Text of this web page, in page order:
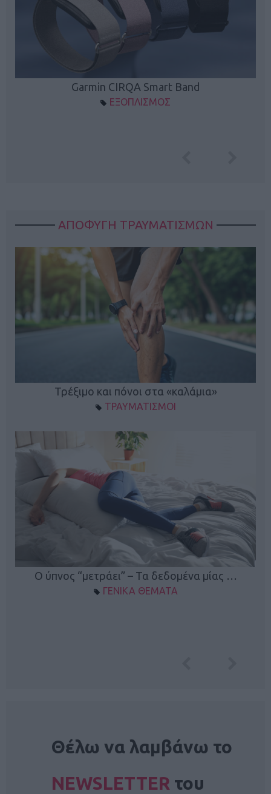
Garmin CIRQA Smart Band
ΕΞΟΠΛΙΣΜΟΣ
ΑΠΟΦΥΓΗ ΤΡΑΥΜΑΤΙΣΜΩΝ
Τρέξιμο και πόνοι στα «καλάμια»
ΤΡΑΥΜΑΤΙΣΜΟΙ
Ο ύπνος “μετράει” – Τα δεδομένα μίας …
ΓΕΝΙΚΑ ΘΕΜΑΤΑ
Θέλω να λαμβάνω το
NEWSLETTER του